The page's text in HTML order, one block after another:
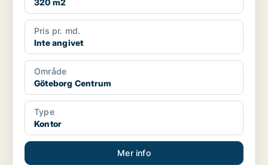
320 m2
Pris pr. md.
Inte angivet
Område
Göteborg Centrum
Type
Kontor
Mer info